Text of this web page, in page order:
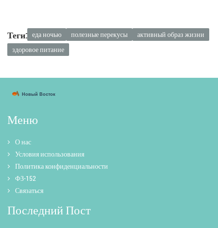
Теги: еда ночью полезные перекусы
активный образ жизни
здоровое питание
Меню
О нас
Условия использования
Политика конфиденциальности
ФЗ-152
Связаться
Последний Пост